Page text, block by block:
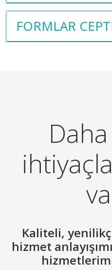
FORMLAR
Kaliteli,
hizmet